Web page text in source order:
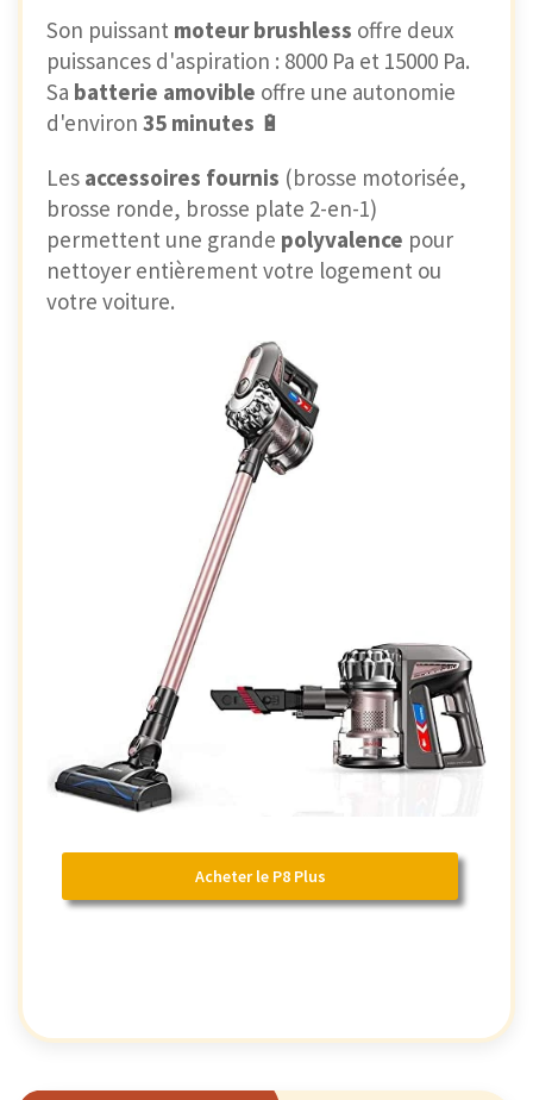
Son puissant moteur brushless offre deux
puissances d'aspiration : 8000 Pa et 15000 Pa.
Sa batterie amovible offre une autonomie
d'environ 35 minutes 🔋
Les accessoires fournis (brosse motorisée,
brosse ronde, brosse plate 2-en-1)
permettent une grande polyvalence pour
nettoyer entièrement votre logement ou
votre voiture.
Acheter le P8 Plus